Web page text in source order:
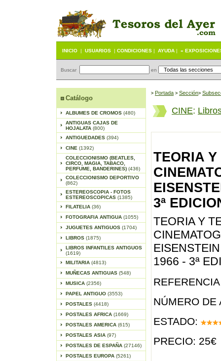
INICIO | USUARIOS | CONDICIONES | AYUDA | «
Buscar en
Catálogo
ALBUMES DE CROMOS (480)
ANTIGUAS CAJAS DE
HOJALATA (800)
ANTIGUEDADES (394)
CINE (1392)
COLECCIONISMO (BEATLES,
CIRCO, MAGIA, TABACO,
PERFUME, BANDERINES) (436)
COLECCIONISMO DEPORTIVO
(862)
ESTEREOSCOPIA - FOTOS
ESTEREOSCOPICAS (1385)
FILATELIA (36)
FOTOGRAFIA ANTIGUA (1055)
JUGUETES ANTIGUOS (1704)
LIBROS (1875)
LIBROS INFANTILES ANTIGUOS
(1619)
MILITARIA (4813)
MUÑECAS ANTIGUAS (548)
MUSICA (2356)
PAPEL ANTIGUO (3553)
POSTALES (4418)
POSTALES AFRICA (1669)
POSTALES AMERICA (615)
POSTALES ASIA (97)
POSTALES DE ESPAÑA (27146)
POSTALES EUROPA (5261)
> Portada > Sección>
CINE:
TEORIA
3ª
TEORIA Y
1966 - 3ª
NÚMERO DE
ESTADO:
PRECIO: 25€